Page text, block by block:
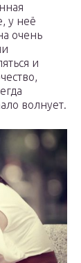
у неё
очень
и
волнует.